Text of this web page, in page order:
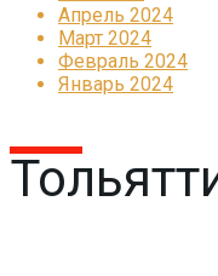
Апрель 2024
Март 2024
Февраль 2024
Январь 2024